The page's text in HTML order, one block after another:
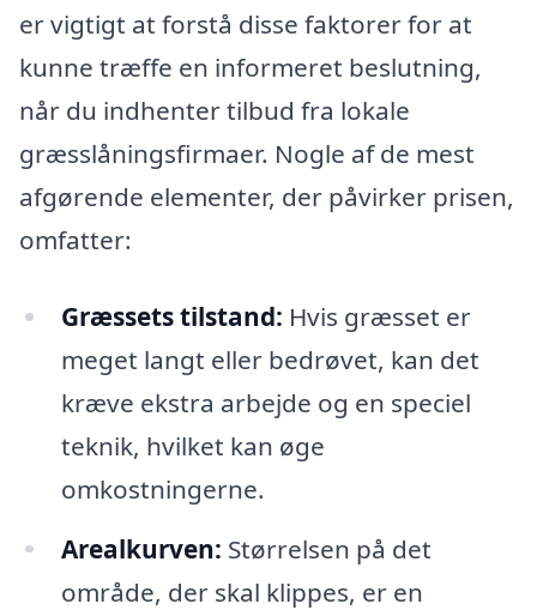
er vigtigt at forstå disse faktorer for at
kunne træffe en informeret beslutning,
når du indhenter tilbud fra lokale
græsslåningsfirmaer. Nogle af de mest
afgørende elementer, der påvirker prisen,
omfatter:
Græssets tilstand: Hvis græsset er
meget langt eller bedrøvet, kan det
kræve ekstra arbejde og en speciel
teknik, hvilket kan øge
omkostningerne.
Arealkurven: Størrelsen på det
område, der skal klippes, er en